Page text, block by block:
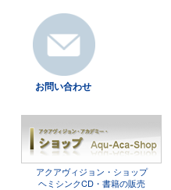
お問い合わせ
アクアヴィジョン・ショップ
ヘミシンクCD・書籍の販売